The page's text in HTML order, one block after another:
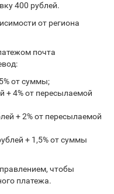
400 рублей.
от региона
почта
от суммы;
+ 4% от пересылаемой
+ 2% от пересылаемой
+ 1,5% от суммы
чтобы
платежа.